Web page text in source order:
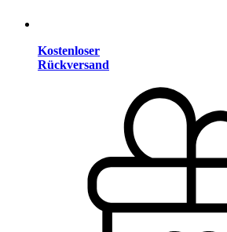
Kostenloser
Rückversand